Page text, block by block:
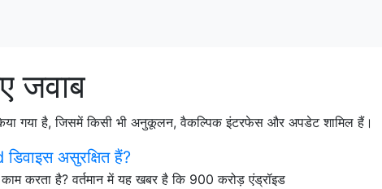
जवाब
किया गया है, जिसमें किसी भी अनुकूलन, वैकल्पिक इंटरफेस और अपडेट शामिल हैं।
असुरक्षित हैं?
करता है? वर्तमान में यह खबर है कि 900 करोड़ एंड्रॉइड